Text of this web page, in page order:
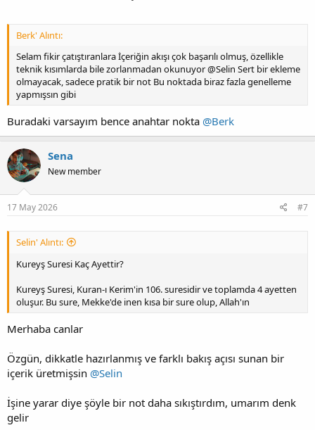
Berk' Alıntı:
Selam fikir çatıştıranlara İçeriğin akışı çok başarılı olmuş, özellikle
teknik kısımlarda bile zorlanmadan okunuyor @Selin Sert bir ekleme
olmayacak, sadece pratik bir not Bu noktada biraz fazla genelleme
yapmışsın gibi
Buradaki varsayım bence anahtar nokta @Berk
Sena
New member
17 May 2026 #7
Selin' Alıntı:
Kureyş Suresi Kaç Ayettir?
Kureyş Suresi, Kuran-ı Kerim'in 106. suresidir ve toplamda 4 ayetten
oluşur. Bu sure, Mekke'de inen kısa bir sure olup, Allah'ın
Merhaba canlar
Özgün, dikkatle hazırlanmış ve farklı bakış açısı sunan bir
içerik üretmişsin @Selin
İşine yarar diye şöyle bir not daha sıkıştırdım, umarım denk
gelir